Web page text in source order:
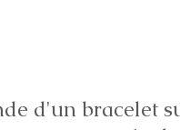
d'un bracelet